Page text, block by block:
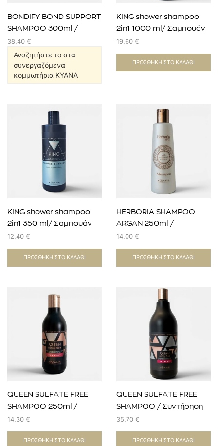
BONDIFY BOND SUPPORT
SHAMPOO 300ml /
Σαμπουάν εντατικής
αποκατάστασης με
ενίσχυση δεσμών
38,40 €
Αναζητήστε το στα
συνεργαζόμενα
κομμωτήρια KYANA
KING shower shampoo
2in1 1000 ml/ Σαμπουάν
και αφρόλουτρο 2 σε 1
19,60 €
ΠΡΟΣΘΉΚΗ ΣΤΟ ΚΑΛΆΘΙ
KING shower shampoo
2in1 350 ml/ Σαμπουάν
και αφρόλουτρο 2 σε 1
12,40 €
ΠΡΟΣΘΉΚΗ ΣΤΟ ΚΑΛΆΘΙ
HERBORIA SHAMPOO
ARGAN 250ml /
αναδόμησης
14,00 €
ΠΡΟΣΘΉΚΗ ΣΤΟ ΚΑΛΆΘΙ
QUEEN SULFATE FREE
SHAMPOO 250ml /
συντήρηση κερατίνης
14,30 €
ΠΡΟΣΘΉΚΗ ΣΤΟ ΚΑΛΆΘΙ
QUEEN SULFATE FREE
SHAMPOO / Συντήρηση
Κερατίνης 1lt
35,70 €
ΠΡΟΣΘΉΚΗ ΣΤΟ ΚΑΛΆΘΙ